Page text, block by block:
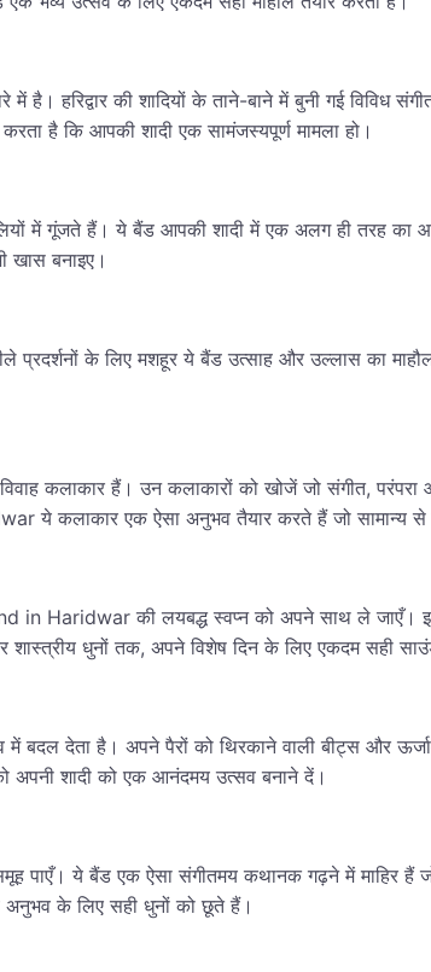
हरिद्वार की शादियों के ताने-बाने में बुनी गई विविध
है कि आपकी शादी एक सामंजस्यपूर्ण मामला हो।
में गूंजते हैं। ये बैंड आपकी शादी में एक अलग ही तरह
बनाइए।
प्रदर्शनों के लिए मशहूर ये बैंड उत्साह और उल्लास का
कलाकार हैं। उन कलाकारों को खोजें जो संगीत,
ये कलाकार एक ऐसा अनुभव तैयार करते हैं जो सामान्य से
in Haridwar की लयबद्ध स्वप्न को अपने साथ ले जाएँ।
धुनों तक, अपने विशेष दिन के लिए एकदम सही
में बदल देता है। अपने पैरों को थिरकाने वाली बीट्स
अपनी शादी को एक आनंदमय उत्सव बनाने दें।
पाएँ। ये बैंड एक ऐसा संगीतमय कथानक गढ़ने में माहिर
अनुभव के लिए सही धुनों को छूते हैं।